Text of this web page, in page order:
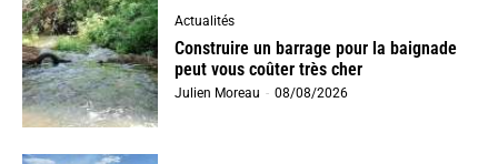
Actualités
Construire un barrage pour la baignade
peut vous coûter très cher
Julien Moreau - 08/08/2026